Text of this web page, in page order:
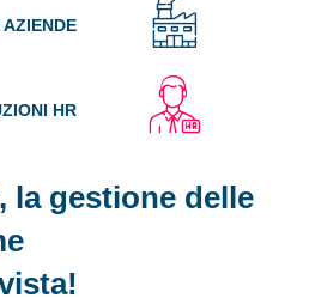
HR
la gestione delle